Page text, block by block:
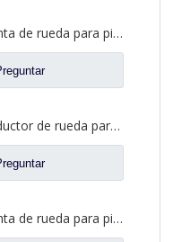
Conjunto de llanta de rueda para piezas de camiones Foton Auman QT300S52-2405000
Conjunto de reductor de rueda para repuestos W2405011F02C de Pengxiang Benz F02C
Conjunto de llanta de rueda para piezas de camiones Foton Auman HFF2405054CK2BZ